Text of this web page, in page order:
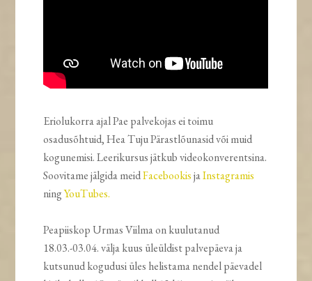
Eriolukorra ajal Pae palvekojas ei toimu
osadusõhtuid, Hea Tuju Pärastlõunasid või muid
kogunemisi. Leerikursus jätkub videokonverentsina.
Soovitame jälgida meidFacebookisjaInstagramis
ningYouTubes.
Peapiiskop Urmas Viilma on kuulutanud
18.03.-03.04. välja kuus üleüldist palvepäeva ja
kutsunud kogudusi üles helistama nendel päevadel